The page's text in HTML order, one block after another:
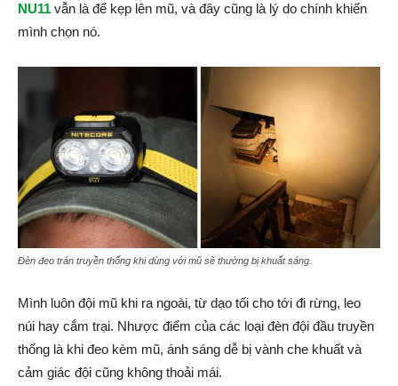
NU11 vẫn là để kẹp lên mũ, và đây cũng là lý do chính khiến
mình chọn nó.
Đèn đeo trán truyền thống khi dùng với mũ sẽ thường bị khuất sáng.
Mình luôn đội mũ khi ra ngoài, từ dạo tối cho tới đi rừng, leo
núi hay cắm trại. Nhược điểm của các loại đèn đội đầu truyền
thống là khi đeo kèm mũ, ánh sáng dễ bị vành che khuất và
cảm giác đội cũng không thoải mái.